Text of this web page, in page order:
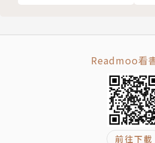
Readmoo看
前往下載